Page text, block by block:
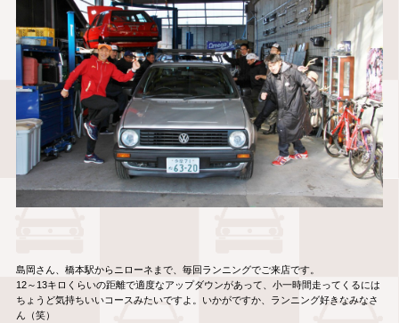
島岡さん、橋本駅からニローネまで、毎回ランニングでご来店です。
12～13キロくらいの距離で適度なアップダウンがあって、小一時間走ってくるには
ちょうど気持ちいいコースみたいですよ。いかがですか、ランニング好きなみなさ
ん（笑）